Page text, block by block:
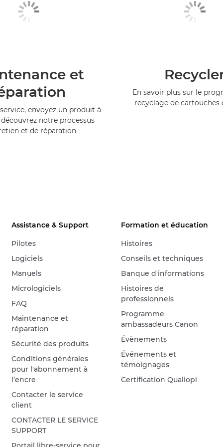
et
envoyez un produit à
notre processus
et de réparation
En savoir plus sur le
recyclage de cartouches
Assistance & Support
Pilotes
Logiciels
Manuels
Micrologiciels
FAQ
Maintenance et
réparation
Sécurité des produits
Conditions générales
pour l'abonnement à
l’encre
Contacter le service
client
CONTACTER LE SERVICE
SUPPORT
Formation et éducation
Histoires
Conseils et techniques
Banque d'informations
Histoires de
professionnels
Programme
ambassadeurs Canon
Évènements
Événements et
témoignages
Certification Qualiopi